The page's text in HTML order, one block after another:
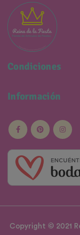
Condiciones
Información
Copyright © 2021